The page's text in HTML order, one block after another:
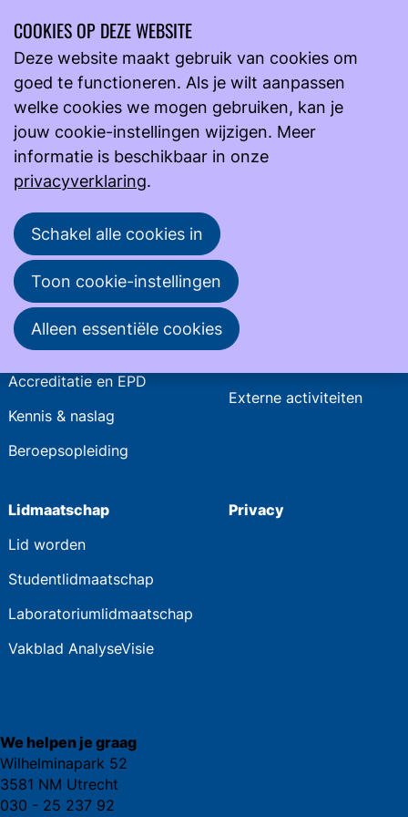
Zoekpagina
Zoekveld
Zoeken
Onderwijs
E-learning
Cursussen
Congressen en
nascholingen
Accreditatie en EPD
Kennis & naslag
Beroepsopleiding
Agenda
Nieuws
Nieuwsbrief
Externe activiteiten
Lidmaatschap
Lid worden
Studentlidmaatschap
Laboratoriumlidmaatschap
Vakblad AnalyseVisie
Privacy
We helpen je graag
Wilhelminapark 52
3581 NM Utrecht
030 - 25 237 92
COOKIES OP DEZE WEBSITE
Deze website maakt gebruik van cookies om
goed te functioneren. Als je wilt aanpassen
welke cookies we mogen gebruiken, kan je
jouw cookie-instellingen wijzigen. Meer
informatie is beschikbaar in onze
privacyverklaring.
Schakel alle cookies in
Toon cookie-instellingen
Alleen essentiële cookies